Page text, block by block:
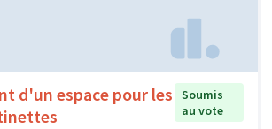
d'un espace pour les
Soumis
au vote